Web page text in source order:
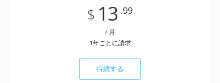
$ 13 .99
/ 月
1年ごとに請求
持続する